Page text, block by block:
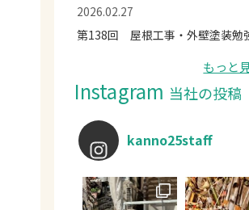
2026.02.27
第138回 屋根工事・外壁塗装勉
もっと
Instagram 当社の投稿
kanno25staff